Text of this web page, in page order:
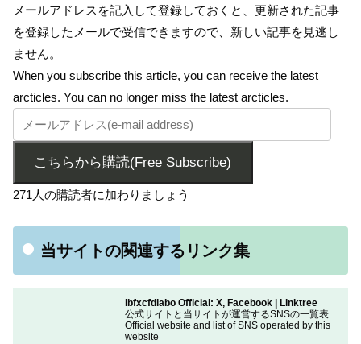
メールアドレスを記入して登録しておくと、更新された記事
を登録したメールで受信できますので、新しい記事を見逃し
ません。
When you subscribe this article, you can receive the latest
arcticles. You can no longer miss the latest arcticles.
こちらから購読(Free Subscribe)
271人の購読者に加わりましょう
当サイトの関連するリンク集
ibfxcfdlabo Official: X, Facebook | Linktree
公式サイトと当サイトが運営するSNSの一覧表
Official website and list of SNS operated by this
website